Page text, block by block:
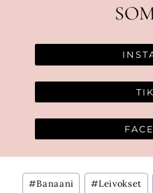
Avainsanat:
#Banaani #Leivokset